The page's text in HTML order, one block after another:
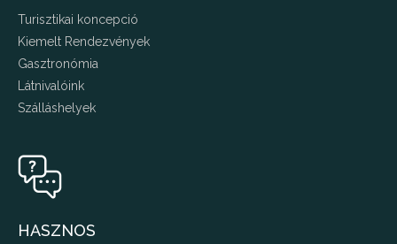
Turisztikai koncepció
Kiemelt Rendezvények
Gasztronómia
Látnivalóink
Szálláshelyek
HASZNOS